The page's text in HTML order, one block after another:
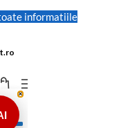
informatiile